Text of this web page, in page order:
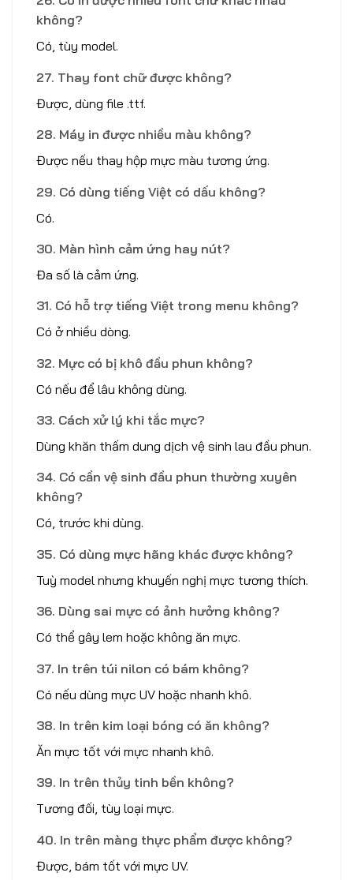
không?
Có, tùy model.
27. Thay font chữ được không?
Được, dùng file .ttf.
28. Máy in được nhiều màu không?
Được nếu thay hộp mực màu tương ứng.
29. Có dùng tiếng Việt có dấu không?
Có.
30. Màn hình cảm ứng hay nút?
Đa số là cảm ứng.
31. Có hỗ trợ tiếng Việt trong menu không?
Có ở nhiều dòng.
32. Mực có bị khô đầu phun không?
Có nếu để lâu không dùng.
33. Cách xử lý khi tắc mực?
Dùng khăn thấm dung dịch vệ sinh lau đầu phun.
34. Có cần vệ sinh đầu phun thường xuyên
không?
Có, trước khi dùng.
35. Có dùng mực hãng khác được không?
Tuỳ model nhưng khuyến nghị mực tương thích.
36. Dùng sai mực có ảnh hưởng không?
Có thể gây lem hoặc không ăn mực.
37. In trên túi nilon có bám không?
Có nếu dùng mực UV hoặc nhanh khô.
38. In trên kim loại bóng có ăn không?
Ăn mực tốt với mực nhanh khô.
39. In trên thủy tinh bền không?
Tương đối, tùy loại mực.
40. In trên màng thực phẩm được không?
Được, bám tốt với mực UV.